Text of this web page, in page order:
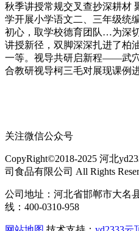
秋季讲授常规交叉查抄深耕
学开展小学语文二、三年级统
初心，取学校德育团队…为深
讲授新径，双脚深深扎进了柏
一等。视导共研启新程——武
合教研视导柯三毛对展现课例
关注微信公众号
CopyRight©2018-2025 河北
司食品有限公司 All Rights
公司地址：河北省邯郸市大名
线：400-0310-958